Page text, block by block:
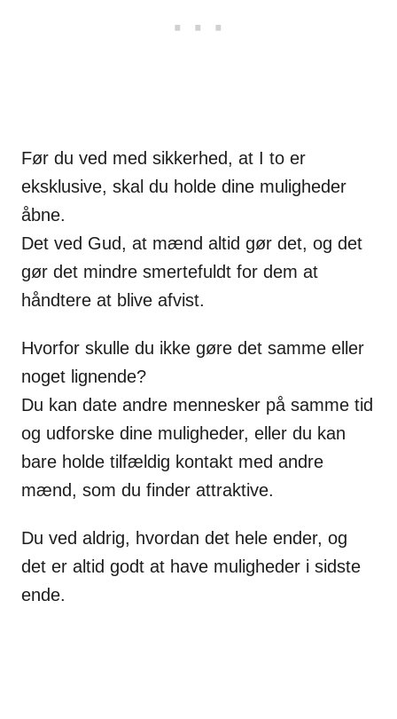
Før du ved med sikkerhed, at I to er
eksklusive, skal du holde dine muligheder
åbne.
Det ved Gud, at mænd altid gør det, og det
gør det mindre smertefuldt for dem at
håndtere at blive afvist.
Hvorfor skulle du ikke gøre det samme eller
noget lignende?
Du kan date andre mennesker på samme tid
og udforske dine muligheder, eller du kan
bare holde tilfældig kontakt med andre
mænd, som du finder attraktive.
Du ved aldrig, hvordan det hele ender, og
det er altid godt at have muligheder i sidste
ende.